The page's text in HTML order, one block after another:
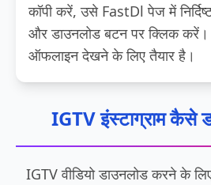
कॉपी करें, उसे FastDl पेज में
और डाउनलोड बटन पर क्लिक करें।
ऑफलाइन देखने के लिए तैयार है।
IGTV इंस्टाग्राम कैसे
IGTV वीडियो डाउनलोड करने के